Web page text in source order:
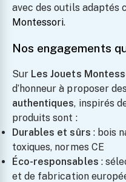
avec des outils adaptés
Montessori.
Nos engagements
Sur Les Jouets
d’honneur à proposer des
authentiques, inspirés
produits sont :
Durables et sûrs : bois
toxiques, normes CE
Éco-responsables :
et de fabrication